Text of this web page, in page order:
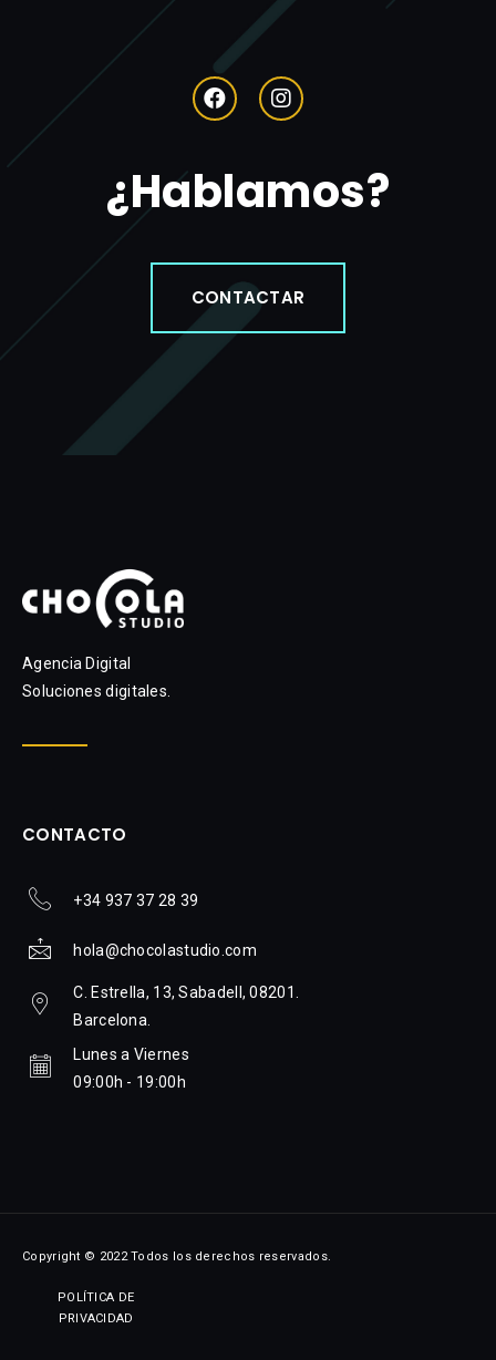
¿Hablamos?
CONTACTAR
Agencia Digital
Soluciones digitales.
CONTACTO
+34 937 37 28 39
hola@chocolastudio.com
C. Estrella, 13, Sabadell, 08201.
Barcelona.
Lunes a Viernes
09:00h - 19:00h
Copyright © 2022 Todos los derechos reservados.
POLÍTICA DE
PRIVACIDAD